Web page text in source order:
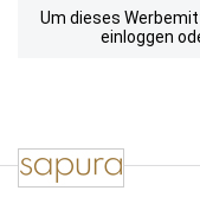
Um dieses
einloggen